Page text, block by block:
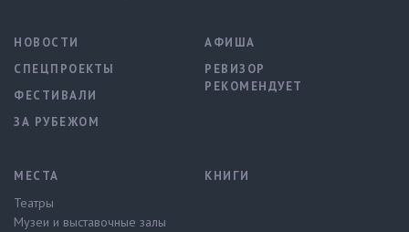
НОВОСТИ
СПЕЦПРОЕКТЫ
ФЕСТИВАЛИ
ЗА РУБЕЖОМ
АФИША
РЕВИЗОР
РЕКОМЕНДУЕТ
МЕСТА
Театры
Музеи и выставочные залы
КНИГИ